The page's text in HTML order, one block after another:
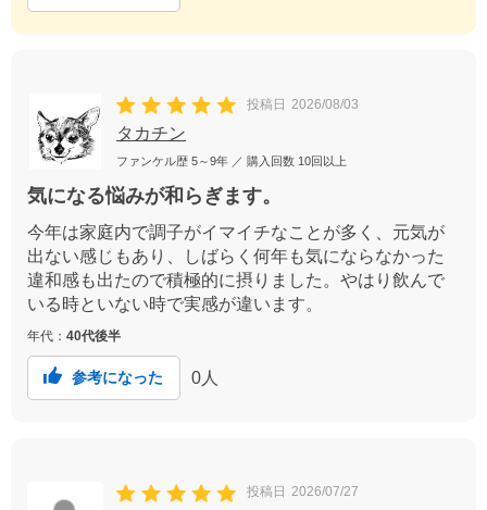
投稿日 2026/08/03
タカチン
ファンケル歴 5～9年 ／ 購入回数 10回以上
気になる悩みが和らぎます。
今年は家庭内で調子がイマイチなことが多く、元気が
出ない感じもあり、しばらく何年も気にならなかった
違和感も出たので積極的に摂りました。やはり飲んで
いる時といない時で実感が違います。
年代： 40代後半
参考になった 0 人
投稿日 2026/07/27